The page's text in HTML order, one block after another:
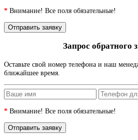
* Внимание! Все поля обязательные!
Запрос обратного
Оставьте свой номер телефона и наш
ближайшее время.
* Внимание! Все поля обязательные!